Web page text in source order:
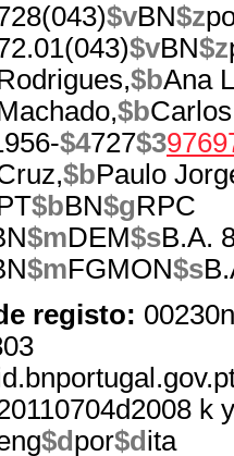
$vBN$z
$vBN$z
$bAna
$b
$4727$3
$bPaulo
$bBN$gRPC
$mDEM$sB.A.
$mFGMON$s
registo:
k
$d por$d ita